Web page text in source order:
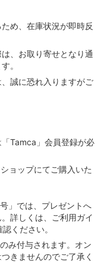
め、在庫状況が即時反
、お取り寄せとなり通
。
誠に恐れ入りますがご
Tamca」会員登録が必
ョップにてご購⼊いた
」では、プレゼントへ
詳しくは、ご利⽤ガイ
ください。
み付与されます。オン
きませんのでご了承く